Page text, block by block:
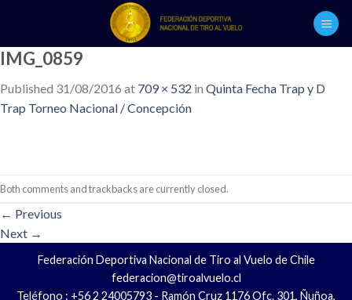
content
IMG_0859
Published 31/08/2016 at 709 × 532 in Quinta Fecha Trap y D
Trap Torneo Nacional / Concepción
Both comments and trackbacks are currently closed.
← Previous
Next →
Federación Deportiva Nacional de Tiro al Vuelo de Chile
federacion@tiroalvuelo.cl
Teléfono : +56 2 24005793 - Ramón Cruz 1176 Ofc. 301, Ñuñoa,